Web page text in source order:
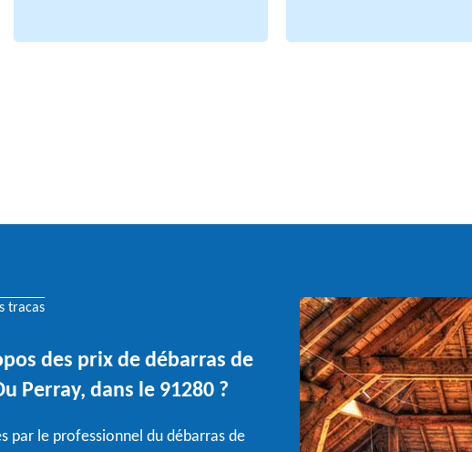
tracas
des prix de débarras de
Perray, dans le 91280 ?
par le professionnel du débarras de